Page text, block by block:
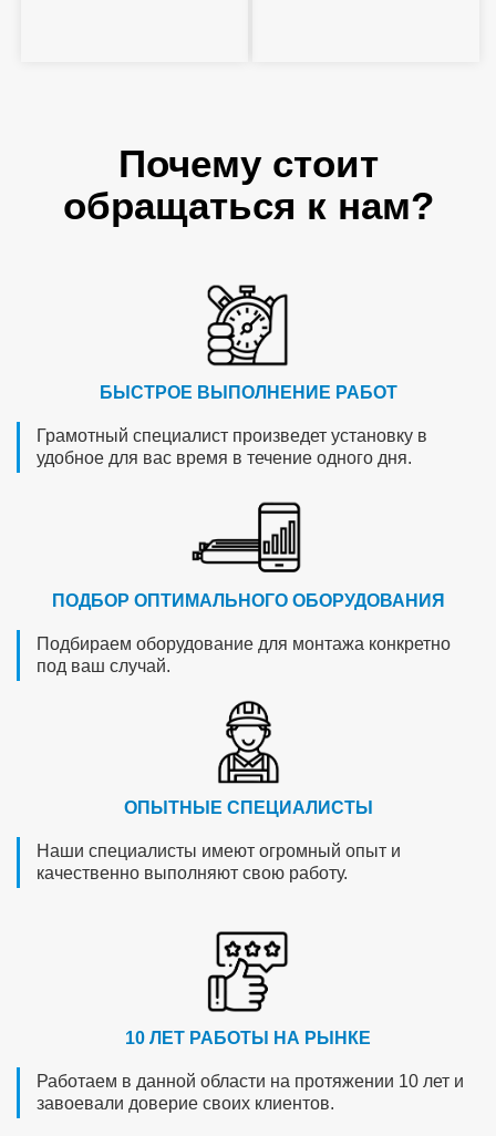
Почему стоит
обращаться к нам?
БЫСТРОЕ ВЫПОЛНЕНИЕ РАБОТ
Грамотный специалист произведет установку в
удобное для вас время в течение одного дня.
ПОДБОР ОПТИМАЛЬНОГО ОБОРУДОВАНИЯ
Подбираем оборудование для монтажа конкретно
под ваш случай.
ОПЫТНЫЕ СПЕЦИАЛИСТЫ
Наши специалисты имеют огромный опыт и
качественно выполняют свою работу.
10 ЛЕТ РАБОТЫ НА РЫНКЕ
Работаем в данной области на протяжении 10 лет и
завоевали доверие своих клиентов.